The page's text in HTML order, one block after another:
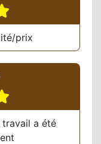
prix
travail a été